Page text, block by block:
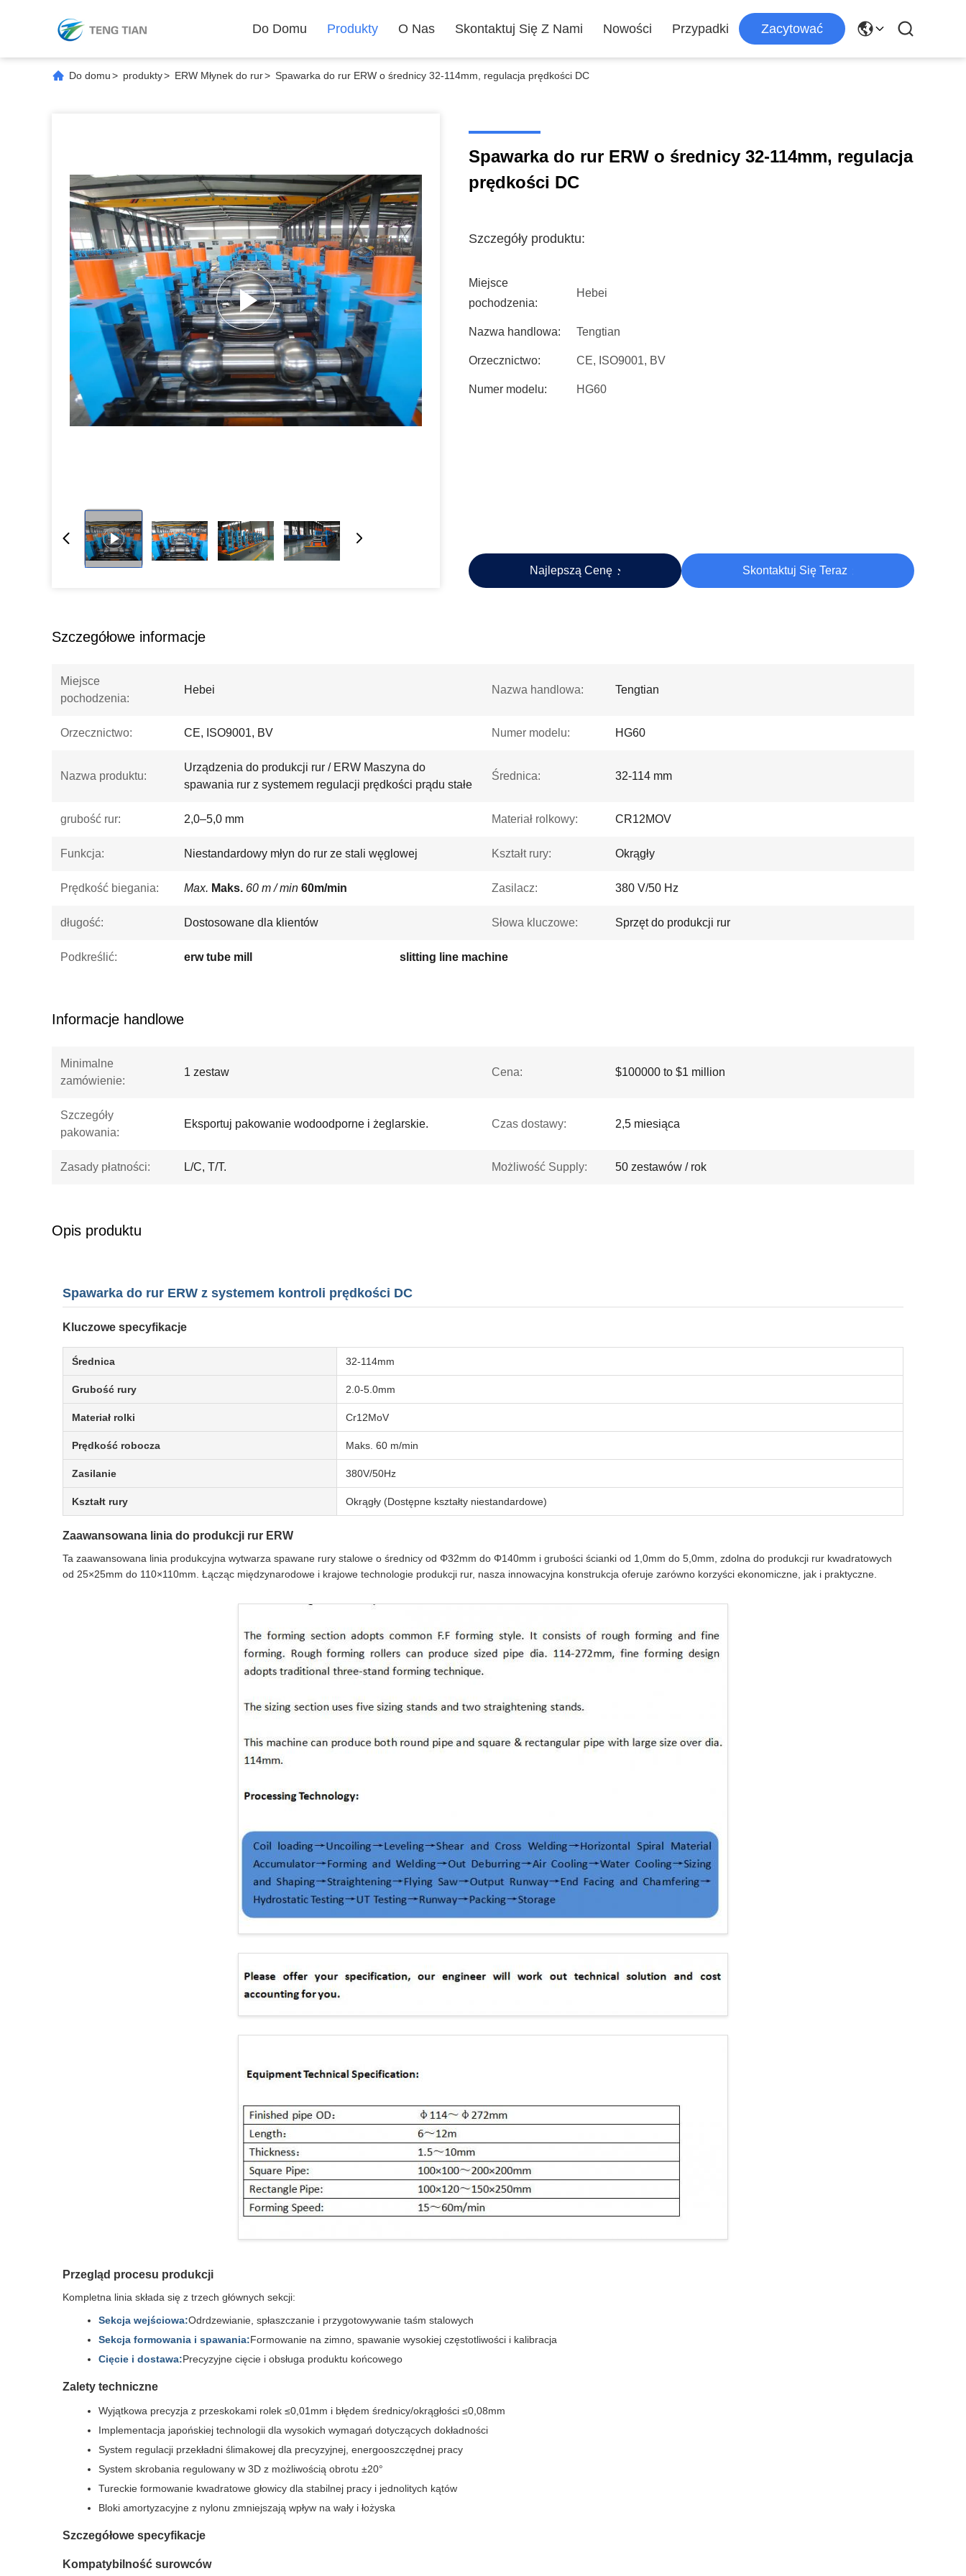
Do Domu Produkty O Nas Skontaktuj Się Z Nami Nowości Przypadki Zacytować
Do domu> produkty> ERW Młynek do rur> Spawarka do rur ERW o średnicy 32-114mm, regulacja prędkości DC
Spawarka do rur ERW o średnicy 32-114mm, regulacja
prędkości DC
Szczegóły produktu:
Miejsce
pochodzenia:
Hebei
Nazwa handlowa: Tengtian
Orzecznictwo: CE, ISO9001, BV
Numer modelu: HG60
Najlepszą Cenę Skontaktuj Się Teraz
Szczegółowe informacje
Miejsce
pochodzenia:
Hebei Nazwa handlowa: Tengtian
Orzecznictwo: CE, ISO9001, BV Numer modelu: HG60
Nazwa produktu:
Urządzenia do produkcji rur / ERW Maszyna do
spawania rur z systemem regulacji prędkości prądu stałe
Średnica: 32-114 mm
grubość rur: 2,0–5,0 mm Materiał rolkowy: CR12MOV
Funkcja: Niestandardowy młyn do rur ze stali węglowej Kształt rury: Okrągły
Prędkość biegania: Max. Maks. 60 m / min 60m/min Zasilacz: 380 V/50 Hz
długość: Dostosowane dla klientów Słowa kluczowe: Sprzęt do produkcji rur
Podkreślić: erw tube mill slitting line machine
Informacje handlowe
Minimalne
zamówienie:
1 zestaw Cena: $100000 to $1 million
Szczegóły
pakowania:
Eksportuj pakowanie wodoodporne i żeglarskie. Czas dostawy: 2,5 miesiąca
Zasady płatności: L/C, T/T. Możliwość Supply: 50 zestawów / rok
Opis produktu
Spawarka do rur ERW z systemem kontroli prędkości DC
Kluczowe specyfikacje
Średnica 32-114mm
Grubość rury 2.0-5.0mm
Materiał rolki Cr12MoV
Prędkość robocza Maks. 60 m/min
Zasilanie 380V/50Hz
Kształt rury Okrągły (Dostępne kształty niestandardowe)
Zaawansowana linia do produkcji rur ERW
Ta zaawansowana linia produkcyjna wytwarza spawane rury stalowe o średnicy od Φ32mm do Φ140mm i grubości ścianki od 1,0mm do 5,0mm, zdolna do produkcji rur kwadratowych
od 25×25mm do 110×110mm. Łącząc międzynarodowe i krajowe technologie produkcji rur, nasza innowacyjna konstrukcja oferuje zarówno korzyści ekonomiczne, jak i praktyczne.
Przegląd procesu produkcji
Kompletna linia składa się z trzech głównych sekcji:
Sekcja wejściowa:Odrdzewianie, spłaszczanie i przygotowywanie taśm stalowych
Sekcja formowania i spawania:Formowanie na zimno, spawanie wysokiej częstotliwości i kalibracja
Cięcie i dostawa:Precyzyjne cięcie i obsługa produktu końcowego
Zalety techniczne
Wyjątkowa precyzja z przeskokami rolek ≤0,01mm i błędem średnicy/okrągłości ≤0,08mm
Implementacja japońskiej technologii dla wysokich wymagań dotyczących dokładności
System regulacji przekładni ślimakowej dla precyzyjnej, energooszczędnej pracy
System skrobania regulowany w 3D z możliwością obrotu ±20°
Tureckie formowanie kwadratowe głowicy dla stabilnej pracy i jednolitych kątów
Bloki amortyzacyjne z nylonu zmniejszają wpływ na wały i łożyska
Szczegółowe specyfikacje
Kompatybilność surowców